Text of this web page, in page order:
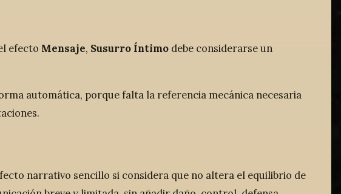
efecto Mensaje, Susurro Íntimodebe considerarse un
automática, porque falta la referencia mecánica necesaria
narrativo sencillo si considera que no altera el equilibrio de